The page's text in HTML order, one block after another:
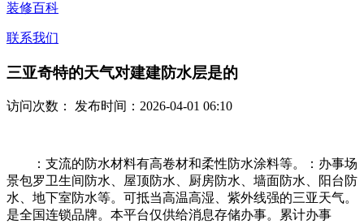
装修百科
联系我们
三亚奇特的天气对建建防水层是的
访问次数： 发布时间：2026-04-01 06:10
：支流的防水材料有高卷材和柔性防水涂料等。：办事场
景包罗卫生间防水、屋顶防水、厨房防水、墙面防水、阳台防
水、地下室防水等。可抵当高温高湿、紫外线强的三亚天气。
是全国连锁品牌。本平台仅供给消息存储办事。累计办事